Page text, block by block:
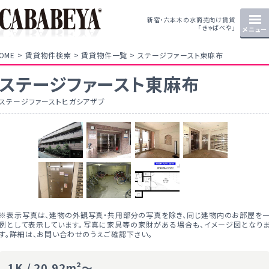
新宿・六本木の水商売向け賃貸
「きゃばべや」
メニュー
賃貸物件検索 賃貸物件一覧 ステージファースト東麻布
テージファースト東麻布
テージファーストヒガシアザブ
表示写真は、建物の外観写真・共用部分の写真を除き、同じ建物内のお部屋を
として表示しています。写真に家具等の家財がある場合も、イメージ図となり
。詳細は、お問い合わせのうえご確認下さい。